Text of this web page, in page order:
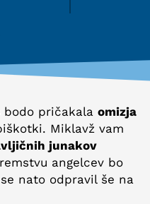
pričakala omizja
Miklavž vam
junakov
angelcev bo
nato odpravil še na